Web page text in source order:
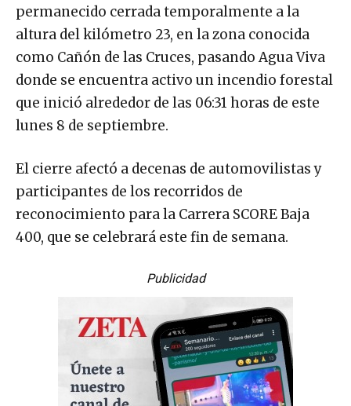
permanecido cerrada temporalmente a la
altura del kilómetro 23, en la zona conocida
como Cañón de las Cruces, pasando Agua Viva
donde se encuentra activo un incendio forestal
que inició alrededor de las 06:31 horas de este
lunes 8 de septiembre.
El cierre afectó a decenas de automovilistas y
participantes de los recorridos de
reconocimiento para la Carrera SCORE Baja
400, que se celebrará este fin de semana.
Publicidad